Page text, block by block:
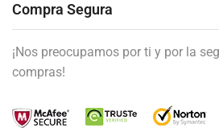
Compra Segura
¡Nos preocupamos por ti y por la
compras!